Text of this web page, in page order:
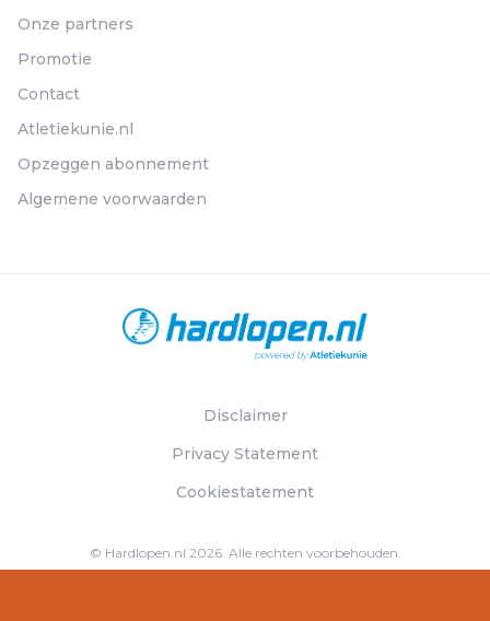
Onze partners
Promotie
Contact
Atletiekunie.nl
Opzeggen abonnement
Algemene voorwaarden
Disclaimer
Privacy Statement
Cookiestatement
© Hardlopen.nl 2026. Alle rechten voorbehouden.